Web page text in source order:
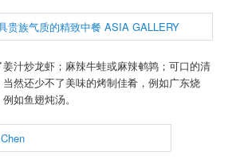
汁炒龙虾；麻辣牛蛙或麻辣鹌鹑；可口的清
然还少不了美味的烤制佳肴，例如广东烧
如鱼翅炖汤。